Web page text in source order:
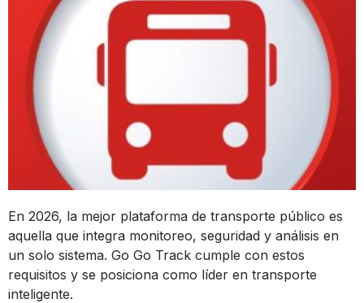
En 2026, la mejor plataforma de transporte público es
aquella que integra monitoreo, seguridad y análisis en
un solo sistema. Go Go Track cumple con estos
requisitos y se posiciona como líder en transporte
inteligente.